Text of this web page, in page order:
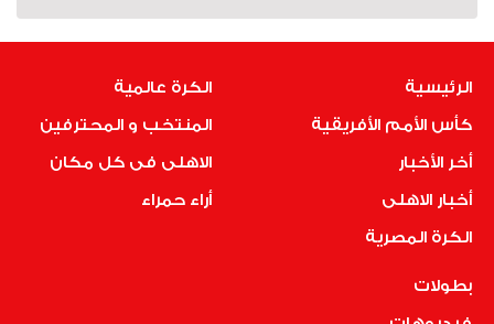
الرئيسية
كأس الأمم الأفريقية
أخر الأخبار
أخبار الاهلى
الكرة المصرية
الكرة عالمية
المنتخب و المحترفين
الاهلى فى كل مكان
أراء حمراء
بطولات